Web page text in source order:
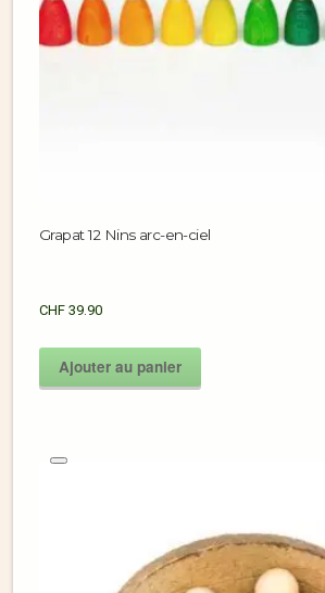
Grapat 12 Nins arc-en-ciel
CHF 39.90
Ajouter au panier